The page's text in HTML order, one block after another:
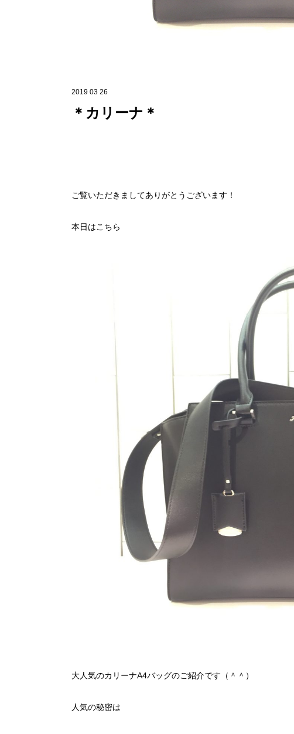
2019 03 26
＊カリーナ＊
ご覧いただきましてありがとうございます！
本日はこちら
大人気のカリーナA4バッグのご紹介です（＾＾）
人気の秘密は